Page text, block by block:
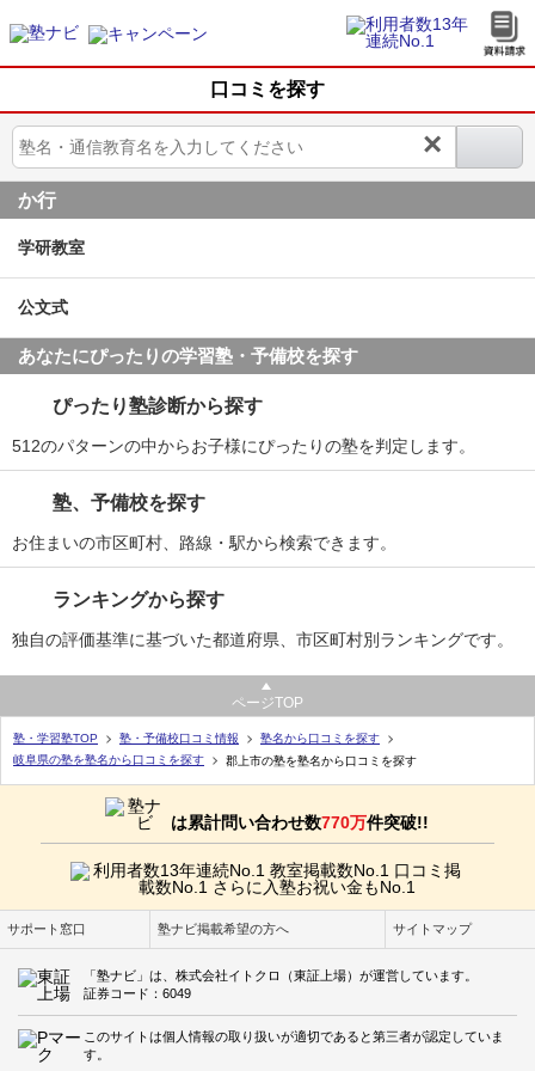
口コミを探す
×
か行
学研教室
公文式
あなたにぴったりの学習塾・予備校を探す
ぴったり塾診断から探す
512のパターンの中からお子様にぴったりの塾を判定します。
塾、予備校を探す
お住まいの市区町村、路線・駅から検索できます。
ランキングから探す
独自の評価基準に基づいた都道府県、市区町村別ランキングです。
ページTOP
塾・学習塾TOP 塾・予備校口コミ情報
塾名から口コミを探す
岐阜県の塾を塾名から口コミを探す
郡上市の塾を塾名から口コミを探す
は累計問い合わせ数770万件突破!!
サポート窓口 塾ナビ掲載希望の方へ サイトマップ
「塾ナビ」は、株式会社イトクロ（東証上場）が運営しています。
証券コード：6049
このサイトは個人情報の取り扱いが適切であると第三者が認定していま
す。